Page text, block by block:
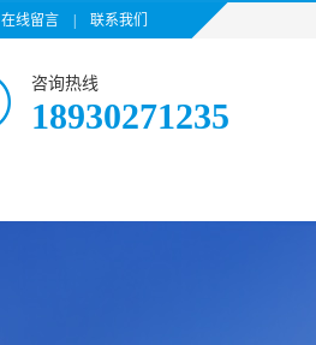
在线留言 联系我们
咨询热线
18930271235